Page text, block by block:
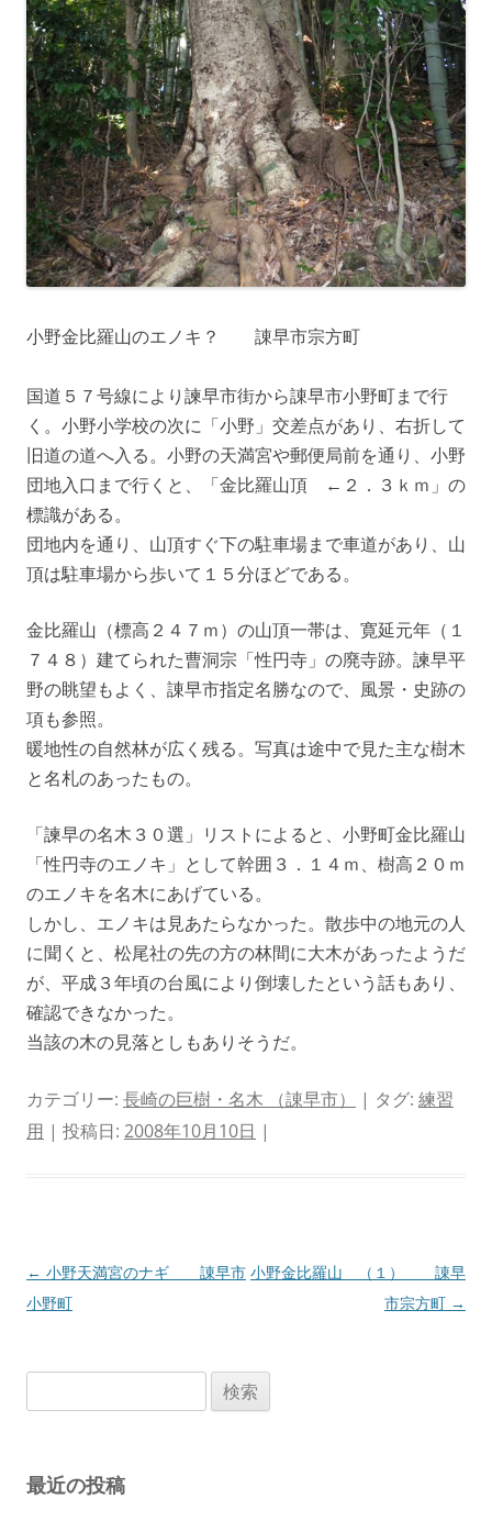
小野金比羅山のエノキ？ 諌早市宗方町
国道５７号線により諫早市街から諌早市小野町まで行
く。小野小学校の次に「小野」交差点があり、右折して
旧道の道へ入る。小野の天満宮や郵便局前を通り、小野
団地入口まで行くと、「金比羅山頂 ←２．３ｋｍ」の
標識がある。
団地内を通り、山頂すぐ下の駐車場まで車道があり、山
頂は駐車場から歩いて１５分ほどである。
金比羅山（標高２４７ｍ）の山頂一帯は、寛延元年（１
７４８）建てられた曹洞宗「性円寺」の廃寺跡。諫早平
野の眺望もよく、諌早市指定名勝なので、風景・史跡の
項も参照。
暖地性の自然林が広く残る。写真は途中で見た主な樹木
と名札のあったもの。
「諫早の名木３０選」リストによると、小野町金比羅山
「性円寺のエノキ」として幹囲３．１４ｍ、樹高２０ｍ
のエノキを名木にあげている。
しかし、エノキは見あたらなかった。散歩中の地元の人
に聞くと、松尾社の先の方の林間に大木があったようだ
が、平成３年頃の台風により倒壊したという話もあり、
確認できなかった。
当該の木の見落としもありそうだ。
カテゴリー: 長崎の巨樹・名木 （諌早市） | タグ: 練習
用 | 投稿日: 2008年10月10日 |
投
稿
ョ
← 小野天満宮のナギ 諌早市
小野町
小野金比羅山 （１） 諌早
市宗方町 →
索:
最近の投稿